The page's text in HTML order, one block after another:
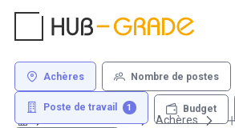
Achères Nombre de postes
Poste de travail 1 Budget
Achères